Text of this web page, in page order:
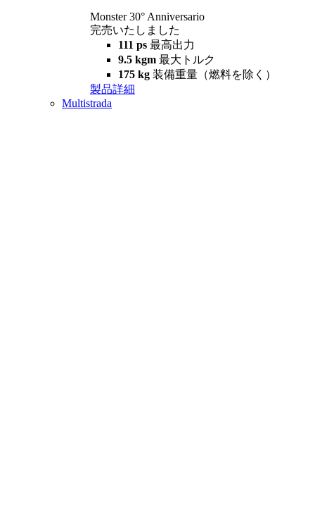
Monster 30° Anniversario
完売いたしました
111 ps 最高出力
9.5 kgm 最大トルク
175 kg 装備重量（燃料を除く）
製品詳細
Multistrada